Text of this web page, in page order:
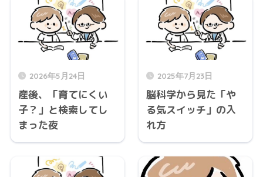
2026年5月24日
産後、「育てにくい
子？」と検索してし
まった夜
2025年7月23日
脳科学から見た「や
る気スイッチ」の入
れ方